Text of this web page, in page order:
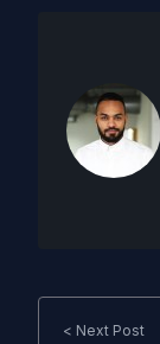
< Next Post